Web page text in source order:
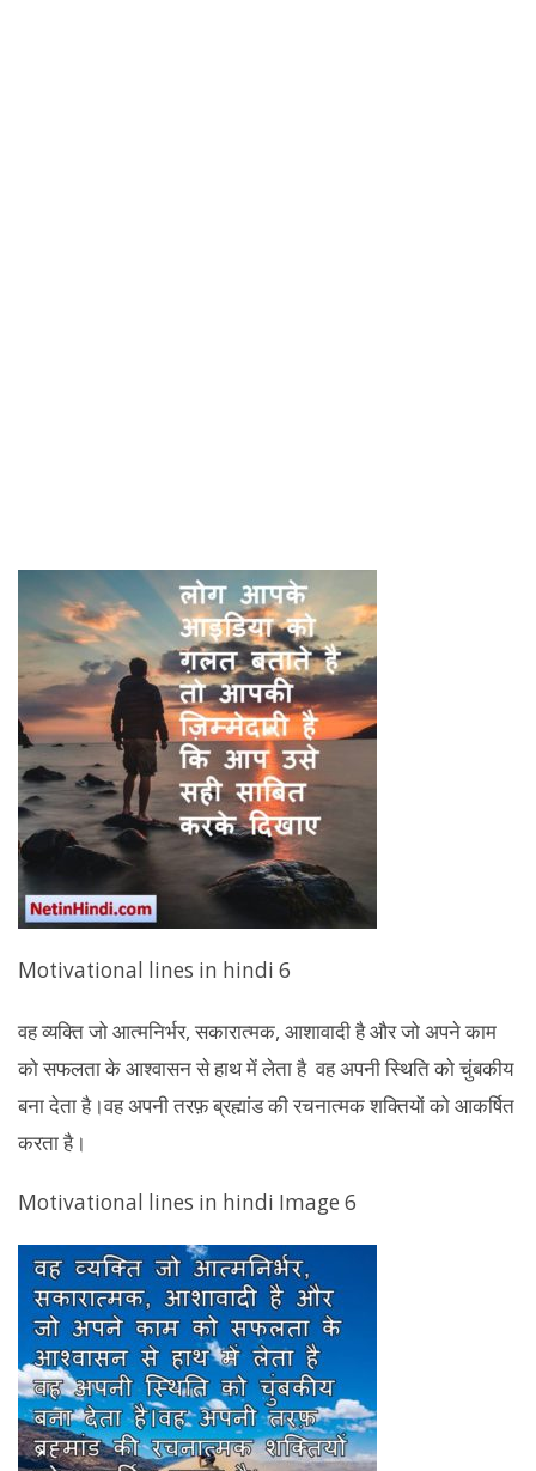
Motivational lines in hindi 6
वह व्यक्ति जो आत्मनिर्भर, सकारात्मक, आशावादी है और जो अपने काम
को सफलता के आश्वासन से हाथ में लेता है वह अपनी स्थिति को चुंबकीय
बना देता है।वह अपनी तरफ़ ब्रह्मांड की रचनात्मक शक्तियों को आकर्षित
करता है।
Motivational lines in hindi Image 6